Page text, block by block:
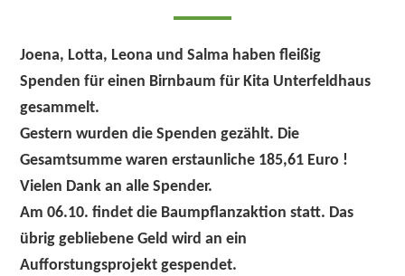
Joena, Lotta, Leona und Salma haben fleißig
Spenden für einen Birnbaum für Kita Unterfeldhaus
gesammelt.
Gestern wurden die Spenden gezählt. Die
Gesamtsumme waren erstaunliche 185,61 Euro !
Vielen Dank an alle Spender.
Am 06.10. findet die Baumpflanzaktion statt. Das
übrig gebliebene Geld wird an ein
Aufforstungsprojekt gespendet.